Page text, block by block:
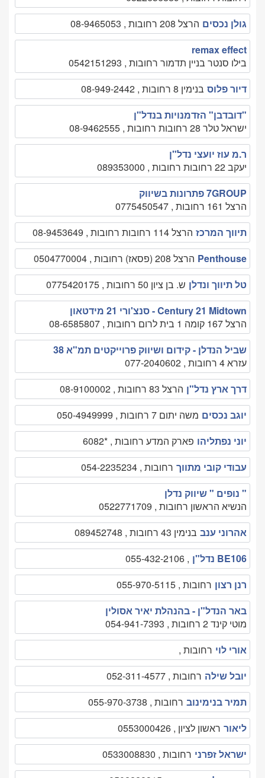
גולן נכסים הרצל 208 רחובות , 08-9465053
remax effect
בילו סנטר בניין תדמור רחובות , 0542151293
דיור פלוס בנימין 8 רחובות , 08-949-2442
"דובדבן" הזדמנויות בנדל"ן
ישראל טלר 28 רחובות רחובות , 08-9462555
ר.מ עוז יועצי נדל"ן
יעקב 22 רחובות רחובות , 089353000
7GROUP פתרונות בשיווק
הרצל 161 רחובות , 0775450547
תיווך המרכז הרצל 114 רחובות רחובות , 08-9453649
Penthouse הרצל 208 (פסאז) רחובות , 0504770004
טל תיווך ונדלן ש. בן ציון 50 רחובות , 0775420175
Century 21 Midtown - סנצ'ורי 21 מידטאון
הרצל 167 קומה 1 בית לרום רחובות , 08-6585807
שביל הנדלן - קידום ושיווק פרוייקטים תמ"א 38
עזרא 4 רחובות , 077-2040602
דרך ארץ נדל"ן הרצל 83 רחובות , 08-9100002
יוגב נכסים משה יתום 7 רחובות , 050-4949999
יוני נפתליהו פארק המדע רחובות , *6082
עבודי קובי מתווך רחובות , 054-2235234
" נופים " שיווק נדלן
הנשיא הראשון רחובות , 0522771709
אהרוני ענב בנימין 43 רחובות , 089452748
BE106 נדל"ן
, 055-432-2106
רנן רצון רחובות , 055-970-5115
באר הנדל"ן - בהנהלת יאיר אסולין
מוטי קינד 2 רחובות , 054-941-7393
אורי לוי רחובות ,
יובל שילה רחובות , 052-311-4577
תמיר בנימינוב רחובות , 055-970-3738
ליאור ראשון לציון , 0553000426
ישראל זפרני רחובות , 0533008830